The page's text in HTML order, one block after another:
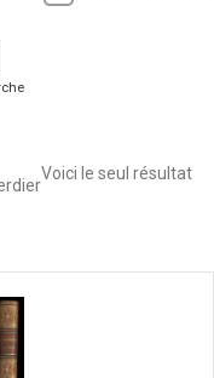
Voici le seul résultat